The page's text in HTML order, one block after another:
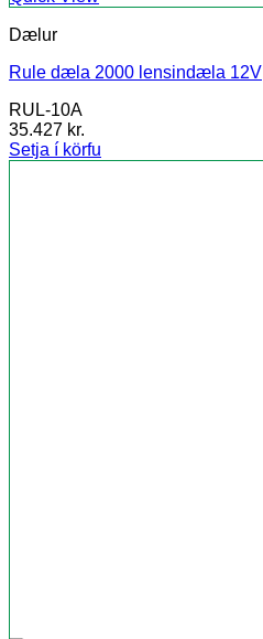
Dælur
Rule dæla 2000 lensindæla 12V
RUL-10A
35.427 kr.
Setja í körfu